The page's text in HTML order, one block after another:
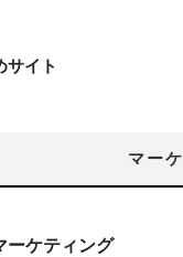
サイト
マーケ
ーケティング